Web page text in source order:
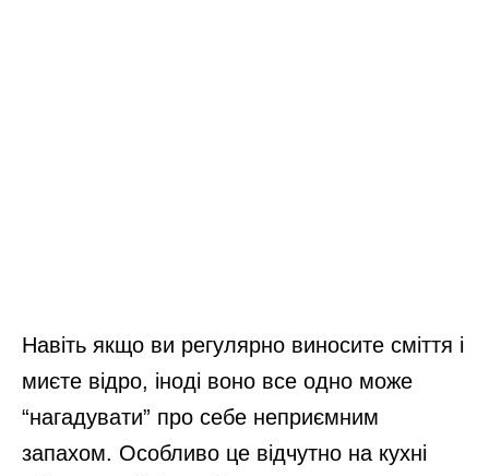
Навіть якщо ви регулярно виносите сміття і
миєте відро, іноді воно все одно може
“нагадувати” про себе неприємним
запахом. Особливо це відчутно на кухні